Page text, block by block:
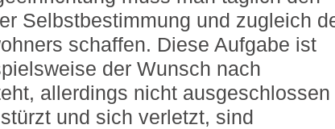
Selbstbestimmung und zugleich
schaffen. Diese Aufgabe ist
der Wunsch nach
allerdings nicht ausgeschlossen
und sich verletzt, sind